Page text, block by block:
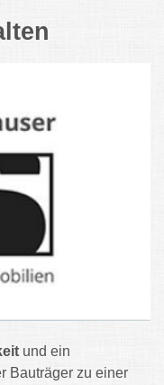
und ein
Bauträger zu einer